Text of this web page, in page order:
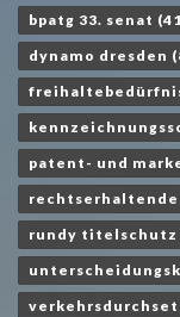
bpatg 33. senat
dynamo dresden
patent- und
rechtserhaltende
rundy titelschutz